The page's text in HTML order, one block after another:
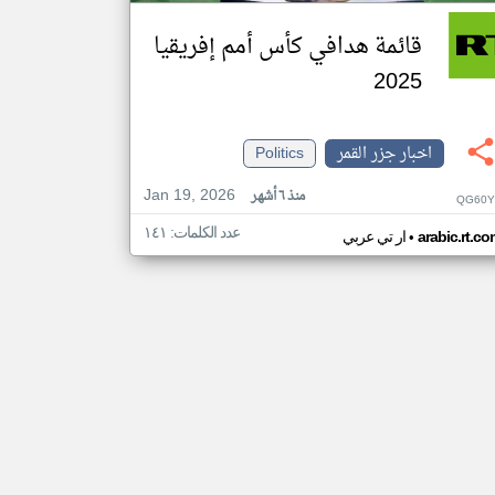
قائمة هدافي كأس أمم إفريقيا
2025
اخبار جزر القمر
Politics
Jan 19, 2026
منذ ٦ أشهر
ار تي عربي• عدد الكلمات: ١٤١